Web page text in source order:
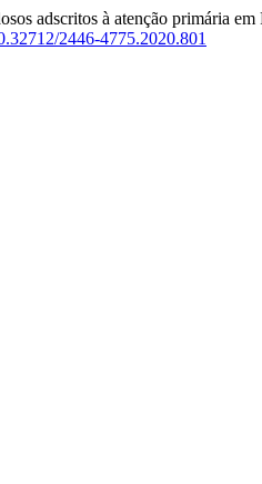
adscritos à atenção primária
2446-4775.2020.801